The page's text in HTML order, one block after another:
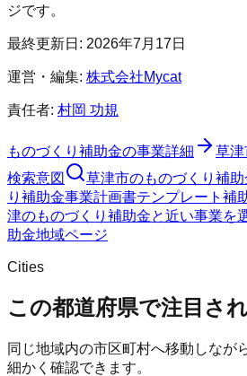
ジです。
最終更新日: 2026年7月17日
運営・編集: 株式会社Mycat
責任者: 村岡 功規
ものづくり補助金の事業詳細 草津
検索意図
草津市のものづくり補助
り補助金事業計画書テンプレート 補
津のものづくり補助金と近い事業を
助金地域ページ
Cities
この都道府県で注目さ
同じ地域内の市区町村へ移動しなが
細かく確認できます。